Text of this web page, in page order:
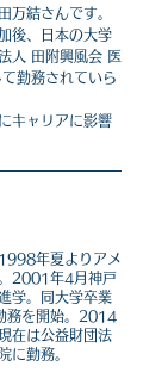
万結さんです。
後、日本の大学
人 田附興風会 医
勤務されていら
キャリアに影響
年夏よりアメ
2001年4月神戸
学。同大学卒業
務を開始。2014
在は公益財団法
に勤務。